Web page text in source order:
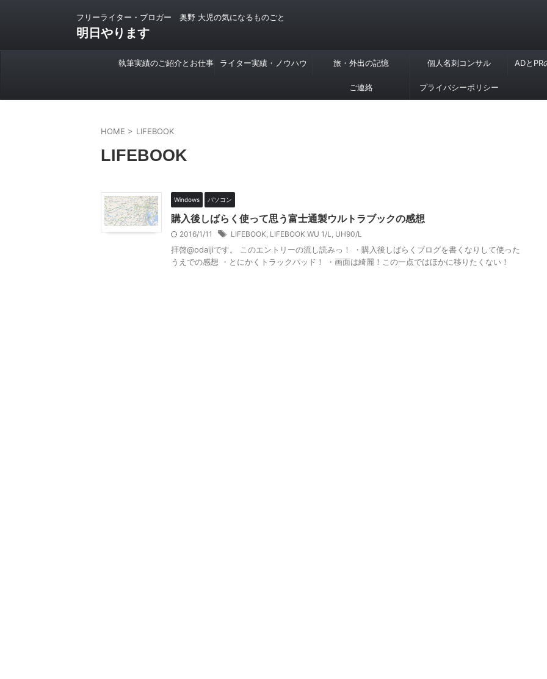
フリーライター・ブロガー 奥野 大児の気になるものごと
明日やります
執筆実績のご紹介とお仕事 ライター実績・ノウハウ 旅・外出の記憶 個人名刺コンサル ADとPR
ご連絡 プライバシーポリシー
HOME > LIFEBOOK
LIFEBOOK
Windows パソコン
購入後しばらく使って思う富士通製ウルトラブックの感想
2016/1/11 LIFEBOOK, LIFEBOOK WU 1/L, UH90/L
拝啓@odaijiです。 このエントリーの流し読みっ！ ・購入後しばらくブログを書くなりして使った
うえでの感想 ・とにかくトラックパッド！ ・画面は綺麗！この一点ではほかに移りたくない！